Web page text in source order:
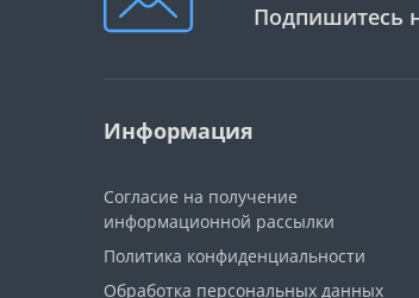
Подпишитесь
Информация
Согласие на получение
информационной рассылки
Политика конфиденциальности
Обработка персональных данных